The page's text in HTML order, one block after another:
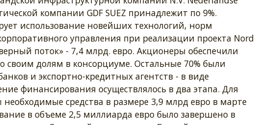
компании GDF SUEZ принадлежит по 9%.
использование новейших технологий, норм
управления при реализации проекта Nord
поток» - 7,4 млрд. евро. Акционеры обеспечили
своим долям в консорциуме. Остальные 70% были
и экспортно-кредитных агентств - в виде
финансирования осуществлялось в два этапа. Для
средства в размере 3,9 млрд евро в марте
в объеме 2,5 миллиарда евро было завершено в